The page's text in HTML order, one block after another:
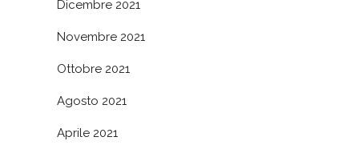
Dicembre 2021
Novembre 2021
Ottobre 2021
Agosto 2021
Aprile 2021